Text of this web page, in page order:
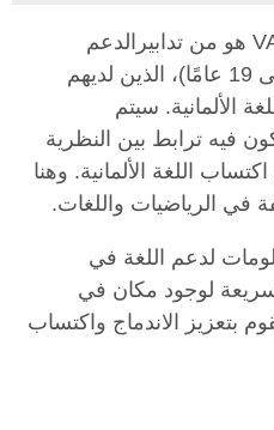
االدعم اللغوي في فصل VABO هو من تدابيرالدعم
للمهاجرين الشباب (من 15 إلى 19 عامًا)، الذين لديهم
الألمانية. سيتم
فيه ترابط بين النظرية
اللغة الألمانية. وهنا
في الرياضيات واللغات.
لدعم اللغة في
لوجود مكان في
بتعزيز الاندماج واكتساب